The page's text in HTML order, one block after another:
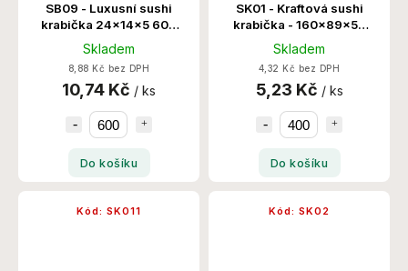
SB09 - Luxusní sushi
krabička 24x14x5 600
Ks/Krt
Skladem
8,88 Kč bez DPH
10,74 Kč / ks
Do košíku
SK01 - Kraftová sushi
krabička - 160x89x50
400 Set/Krt
Skladem
4,32 Kč bez DPH
5,23 Kč / ks
Do košíku
Kód: SK011 Kód: SK02